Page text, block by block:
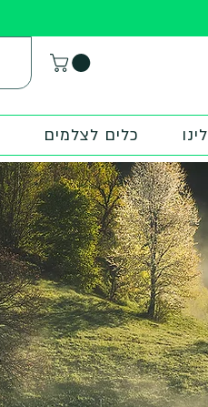
כלים לצלמים